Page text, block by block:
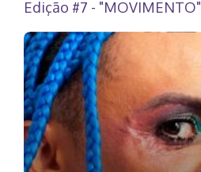
Edição #7 - "MOVIMENTO"